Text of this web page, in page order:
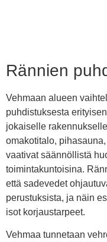
Rännien
Vehmaan alueen
puhdistuksesta
jokaiselle
omakotitalo,
vaativat säännöllistä
toimintakuntoisina.
että sadevedet
perustuksista, ja näin
isot korjaustarpeet.
Vehmaa tunnetaan